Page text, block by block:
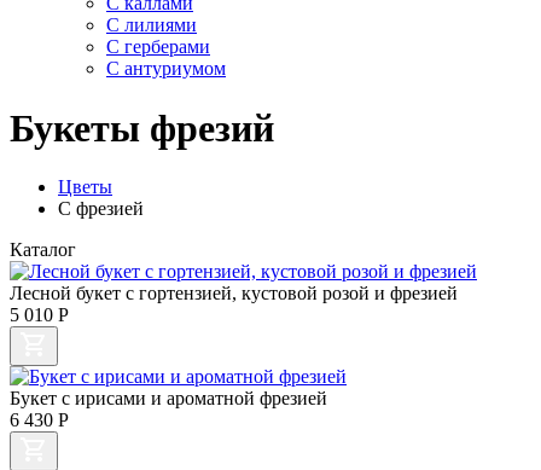
C лилиями
С герберами
С антуриумом
Букеты фрезий
Цветы
С фрезией
Каталог
Лесной букет с гортензией, кустовой розой и фрезией
5 010 Р
Букет с ирисами и ароматной фрезией
6 430 Р